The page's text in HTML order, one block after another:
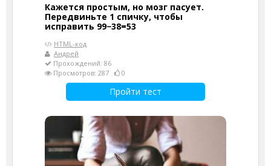
Кажется простым, но мозг пасует.
Передвиньте 1 спичку, чтобы
исправить 99−38=53
HTML-код
Андрей
Прохождений: 86
Просмотров: 287
0
Пройти тест